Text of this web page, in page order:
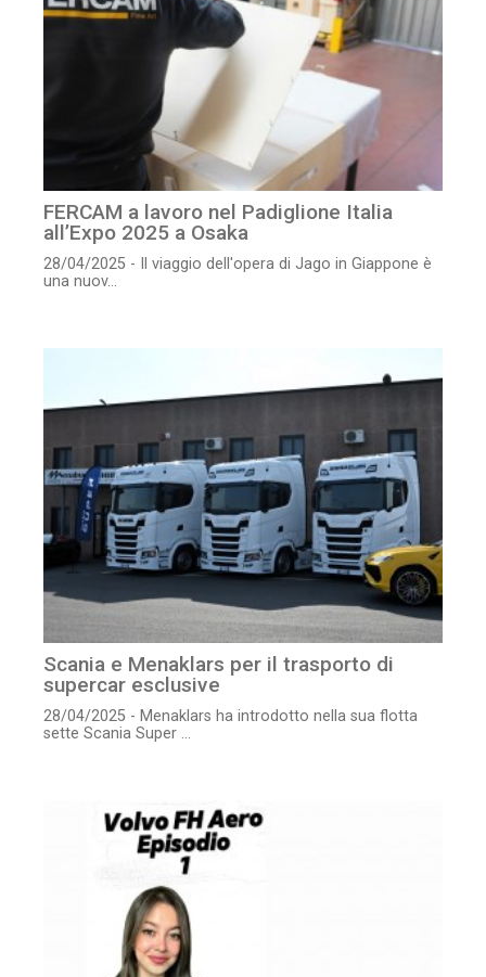
FERCAM a lavoro nel Padiglione Italia
all’Expo 2025 a Osaka
28/04/2025 - Il viaggio dell'opera di Jago in Giappone è
una nuov...
Scania e Menaklars per il trasporto di
supercar esclusive
28/04/2025 - Menaklars ha introdotto nella sua flotta
sette Scania Super ...